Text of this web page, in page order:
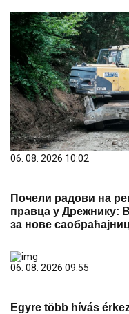
06. 08. 2026 10:02
Почели радови на
правца у Дрежнику:
за нове
06. 08. 2026 09:55
Egyre több hívás